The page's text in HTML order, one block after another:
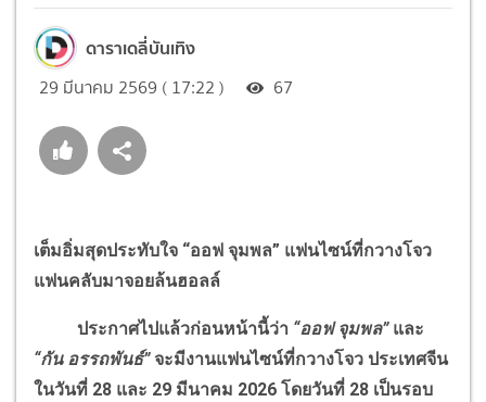
ดาราเดลี่บันเทิง
29 มีนาคม 2569 ( 17:22 ) 67
เต็มอิ่มสุดประทับใจ “ออฟ จุมพล” แฟนไซน์ที่กวางโจว
แฟนคลับมาจอยล้นฮอลล์
ประกาศไปแล้วก่อนหน้านี้ว่า “ออฟ จุมพล”และ
“กัน อรรถพันธ์”จะมีงานแฟนไซน์ที่กวางโจว ประเทศจีน
ในวันที่ 28 และ 29 มีนาคม 2026 โดยวันที่ 28 เป็นรอบ